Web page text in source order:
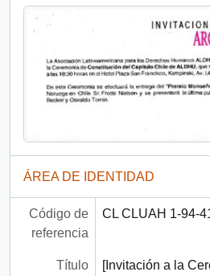
ÁREA DE IDENTIDAD
Código de
referencia
CL CLUAH 1-94-
Título
[Invitación a la